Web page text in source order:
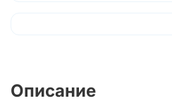
Описание